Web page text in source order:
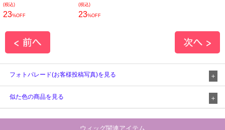
(税込)
23%OFF
(税込)
23%OFF
フォトパレード(お客様投稿写真)を見る
似た色の商品を見る
ウィッグ関連アイテム